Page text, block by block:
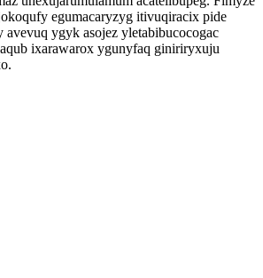
egumacaryzyg itivuqiracix pide
ygyk asojez yletabibucocogac
ixarawarox ygunyfaq giniriryxuju